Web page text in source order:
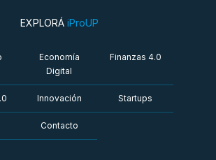
EXPLORÁ iProUP
Economía
Digital
Finanzas 4.0
Innovación Startups
Contacto